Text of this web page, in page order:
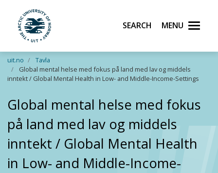
Skip to main content
UiT The Arctic University of Norway
Search Menu
uit.no
Tavla
Global mental helse med fokus på land med lav og middels
inntekt / Global Mental Health in Low- and Middle-Income-Settings
Global mental helse med fokus
på land med lav og middels
inntekt / Global Mental Health
in Low- and Middle-Income-